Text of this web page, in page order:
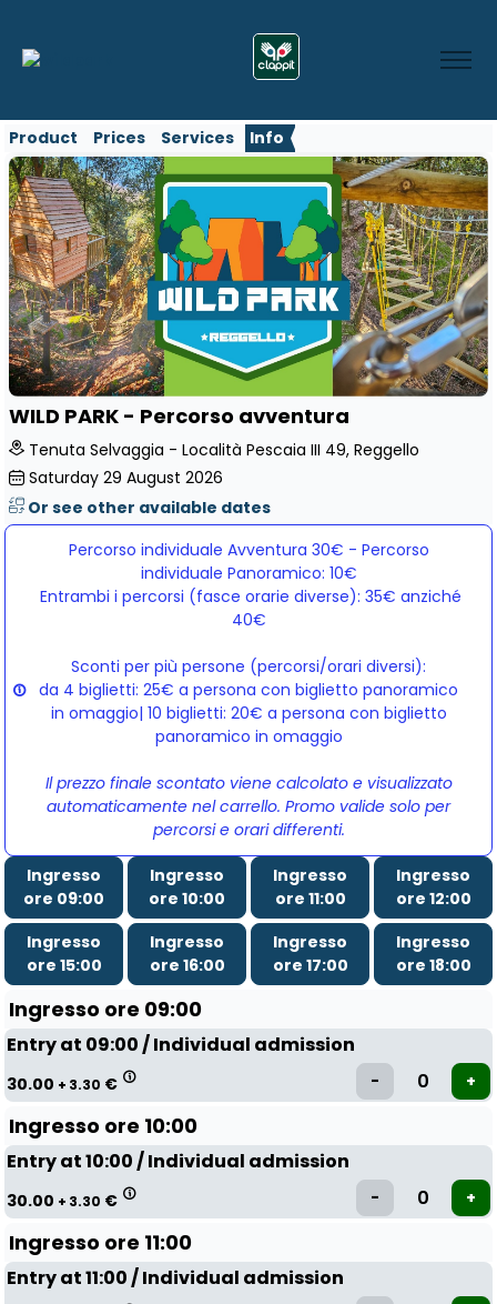
Product Prices Services Info
WILD PARK - Percorso avventura
Tenuta Selvaggia - Località Pescaia III 49, Reggello
Saturday 29 August 2026
Or see other available dates
Percorso individuale Avventura 30€ - Percorso
individuale Panoramico: 10€
Entrambi i percorsi (fasce orarie diverse): 35€ anziché
40€
Sconti per più persone (percorsi/orari diversi):
da 4 biglietti: 25€ a persona con biglietto panoramico
in omaggio| 10 biglietti: 20€ a persona con biglietto
panoramico in omaggio
Il prezzo finale scontato viene calcolato e visualizzato
automaticamente nel carrello. Promo valide solo per
percorsi e orari differenti.
Ingresso
ore 09:00
Ingresso
ore 10:00
Ingresso
ore 11:00
Ingresso
ore 12:00
Ingresso
ore 15:00
Ingresso
ore 16:00
Ingresso
ore 17:00
Ingresso
ore 18:00
Ingresso ore 09:00
Entry at 09:00 / Individual admission
30.00 + 3.30 €
Ingresso ore 10:00
Entry at 10:00 / Individual admission
30.00 + 3.30 €
Ingresso ore 11:00
Entry at 11:00 / Individual admission